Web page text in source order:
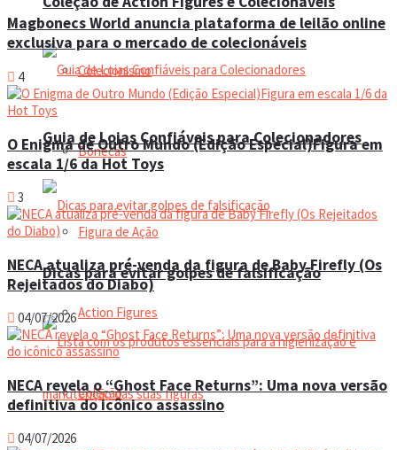
Colecionismo
Bonecas
Figura de Ação
Action Figures
Coleção
Guia de Lojas Confiáveis para Colecionadores
Dicas para evitar golpes de falsificação
Magbonecs World anuncia plataforma de leilão online
exclusiva para o mercado de colecionáveis
4
O Enigma de Outro Mundo (Edição Especial)Figura em
escala 1/6 da Hot Toys
3
NECA atualiza pré-venda da figura de Baby Firefly (Os
Rejeitados do Diabo)
04/07/2026
NECA revela o “Ghost Face Returns”: Uma nova versão
definitiva do icônico assassino
04/07/2026